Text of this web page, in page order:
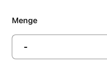
Menge
-